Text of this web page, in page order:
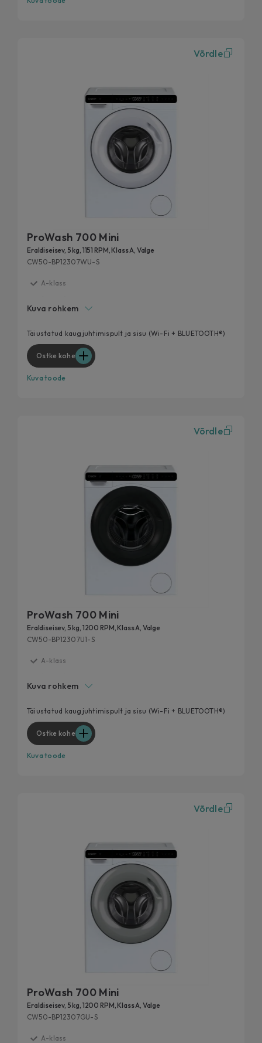
Võrdle
ProWash 700 Mini
Eraldiseisev, 5 kg, 1151 RPM, Klass A, Valge
CW50-BP12307WU-S
A-klass
Soft Drum
Kiire 15-minutiline programm
Kuva rohkem
Täiustatud kaugjuhtimispult ja sisu (Wi-Fi + BLUETOOTH®)
Ostke kohe
Kuva toode
Võrdle
ProWash 700 Mini
Eraldiseisev, 5 kg, 1200 RPM, Klass A, Valge
CW50-BP12307U1-S
A-klass
Soft Drum
Inverter-mootor
Kuva rohkem
Täiustatud kaugjuhtimispult ja sisu (Wi-Fi + BLUETOOTH®)
Ostke kohe
Kuva toode
Võrdle
ProWash 700 Mini
Eraldiseisev, 5 kg, 1200 RPM, Klass A, Valge
CW50-BP12307GU-S
A-klass